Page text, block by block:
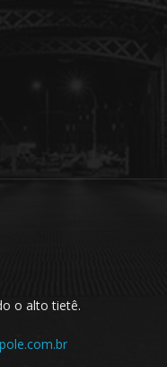
o alto tietê.